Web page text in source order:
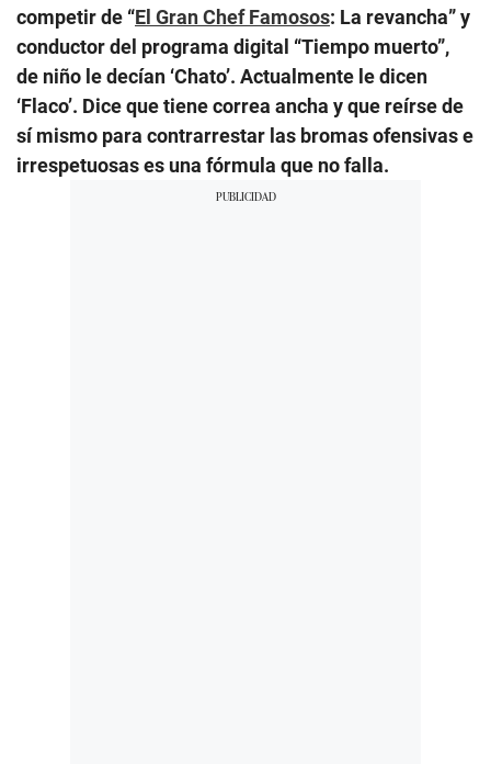
competir de “El Gran Chef Famosos: La revancha” y
conductor del programa digital “Tiempo muerto”,
de niño le decían ‘Chato’. Actualmente le dicen
‘Flaco’. Dice que tiene correa ancha y que reírse de
sí mismo para contrarrestar las bromas ofensivas e
irrespetuosas es una fórmula que no falla.